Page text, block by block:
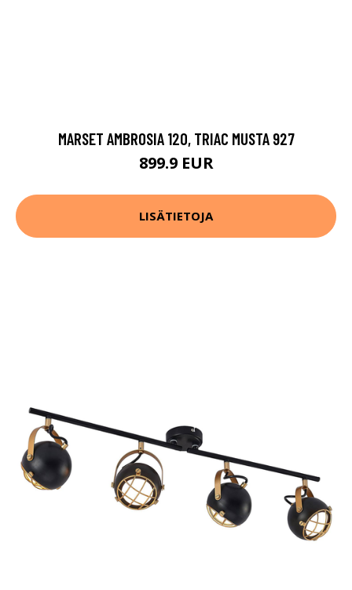
MARSET AMBROSIA 120, TRIAC MUSTA 927
899.9 EUR
LISÄTIETOJA